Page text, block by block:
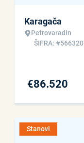
Karagača
Petrovaradin
ŠIFRA: #566320
€86.520
Stanovi